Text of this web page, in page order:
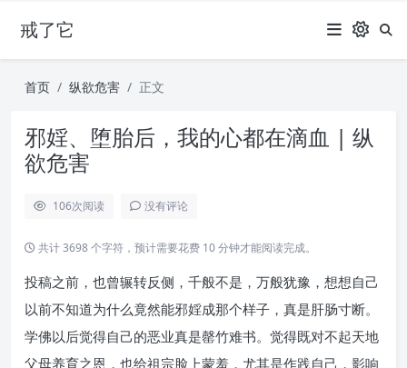
戒了它
首页 纵欲危害 正文
邪婬、堕胎后，我的心都在滴血 | 纵
欲危害
106次阅读 没有评论
共计 3698 个字符，预计需要花费 10 分钟才能阅读完成。
投稿之前，也曾辗转反侧，千般不是，万般犹豫，想想自己
以前不知道为什么竟然能邪婬成那个样子，真是肝肠寸断。
学佛以后觉得自己的恶业真是罄竹难书。觉得既对不起天地
父母养育之恩，也给祖宗脸上蒙羞，尤其是作践自己，影响